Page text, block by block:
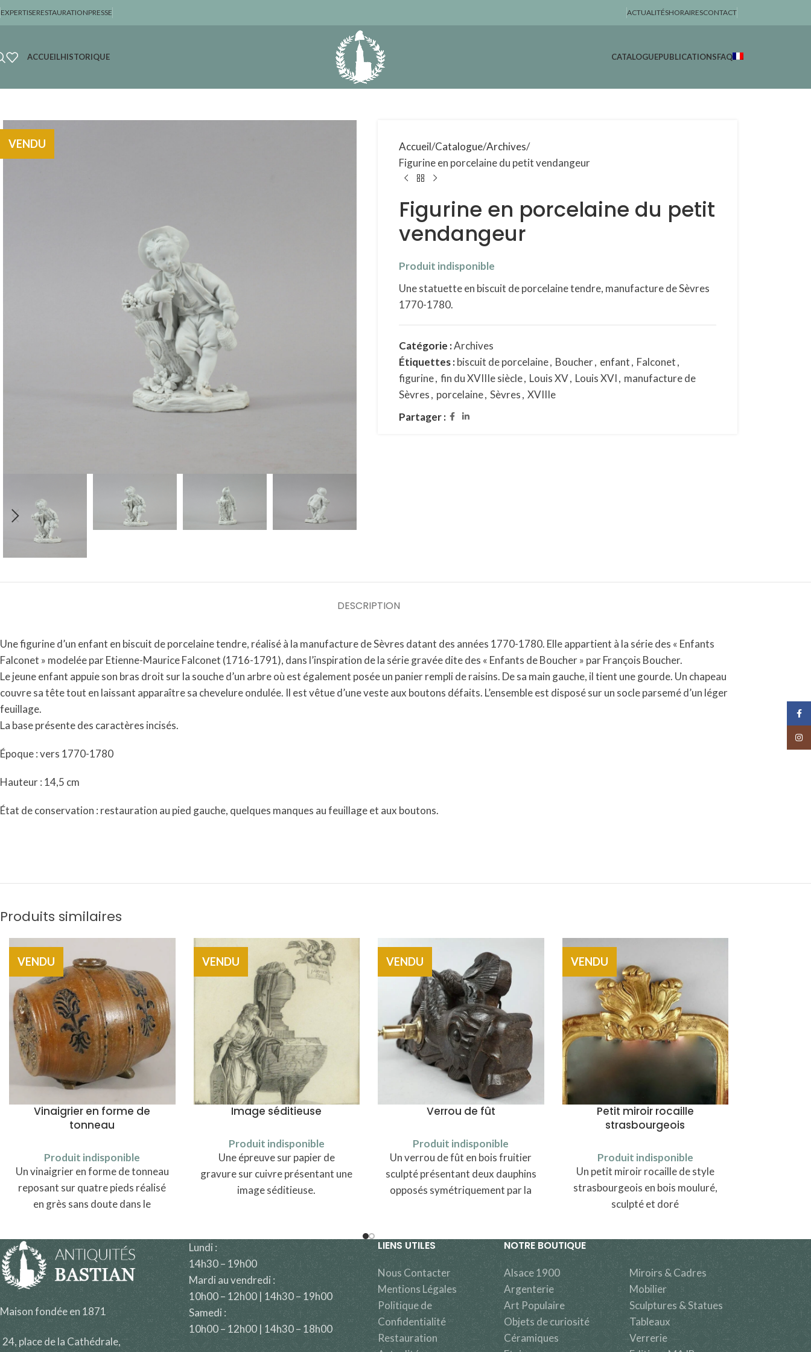
EXPERTISERESTAURATIONPRESSE ACTUALITÉSHORAIRESCONTACT
ACCUEILHISTORIQUE CATALOGUEPUBLICATIONSFAQ
VENDU Accueil Catalogue Archives
Figurine en porcelaine du petit vendangeur
Figurine en porcelaine du petit
vendangeur
Produit indisponible
Une statuette en biscuit de porcelaine tendre, manufacture de Sèvres
1770-1780.
Catégorie :Archives
Étiquettes :biscuit de porcelaine, Boucher, enfant, Falconet,
figurine, fin du XVIIIe siècle, Louis XV, Louis XVI, manufacture de
Sèvres, porcelaine, Sèvres, XVIIIe
Partager :
DESCRIPTION
Une figurine d’un enfant en biscuit de porcelaine tendre, réalisé à la manufacture de Sèvres datant des années 1770-1780. Elle appartient à la série des « Enfants
Falconet » modelée par Etienne-Maurice Falconet (1716-1791), dans l’inspiration de la série gravée dite des « Enfants de Boucher » par François Boucher.
Le jeune enfant appuie son bras droit sur la souche d’un arbre où est également posée un panier rempli de raisins. De sa main gauche, il tient une gourde. Un chapeau
couvre sa tête tout en laissant apparaître sa chevelure ondulée. Il est vêtue d’une veste aux boutons défaits. L’ensemble est disposé sur un socle parsemé d’un léger
feuillage.
La base présente des caractères incisés.
Époque : vers 1770-1780
Hauteur : 14,5 cm
État de conservation : restauration au pied gauche, quelques manques au feuillage et aux boutons.
Produits similaires
VENDU
Vinaigrier en forme de
tonneau
Produit indisponible
Un vinaigrier en forme de tonneau
reposant sur quatre pieds réalisé
en grès sans doute dans le
VENDU
Image séditieuse
Produit indisponible
Une épreuve sur papier de
gravure sur cuivre présentant une
image séditieuse.
VENDU
Verrou de fût
Produit indisponible
Un verrou de fût en bois fruitier
sculpté présentant deux dauphins
opposés symétriquement par la
VENDU
Petit miroir rocaille
strasbourgeois
Produit indisponible
Un petit miroir rocaille de style
strasbourgeois en bois mouluré,
sculpté et doré
Maison fondée en 1871
24, place de la Cathédrale,
Lundi :
14h30 – 19h00
Mardi au vendredi :
10h00 – 12h00 | 14h30 – 19h00
Samedi :
10h00 – 12h00 | 14h30 – 18h00
LIENS UTILES
Nous Contacter
Mentions Légales
Politique de
Confidentialité
Restauration
NOTRE BOUTIQUE
Alsace 1900
Argenterie
Art Populaire
Objets de curiosité
Céramiques
Miroirs & Cadres
Mobilier
Sculptures & Statues
Tableaux
Verrerie